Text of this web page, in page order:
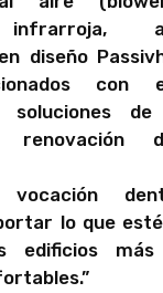
infrarroja,
diseño
con
soluciones de
vocación
lo que
edificios más